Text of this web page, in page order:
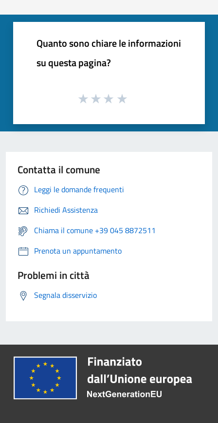
Quanto sono chiare le informazioni
su questa pagina?
Contatta il comune
Leggi le domande frequenti
Richiedi Assistenza
Chiama il comune +39 045 8872511
Prenota un appuntamento
Problemi in città
Segnala disservizio